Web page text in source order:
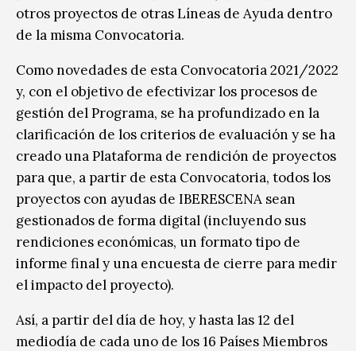
otros proyectos de otras Líneas de Ayuda dentro
de la misma Convocatoria.
Como novedades de esta Convocatoria 2021/2022
y, con el objetivo de efectivizar los procesos de
gestión del Programa, se ha profundizado en la
clarificación de los criterios de evaluación y se ha
creado una Plataforma de rendición de proyectos
para que, a partir de esta Convocatoria, todos los
proyectos con ayudas de IBERESCENA sean
gestionados de forma digital (incluyendo sus
rendiciones económicas, un formato tipo de
informe final y una encuesta de cierre para medir
el impacto del proyecto).
Así, a partir del día de hoy, y hasta las 12 del
mediodía de cada uno de los 16 Países Miembros